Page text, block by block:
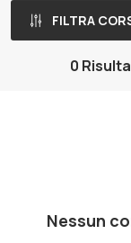
FILTRA
0
Nessun